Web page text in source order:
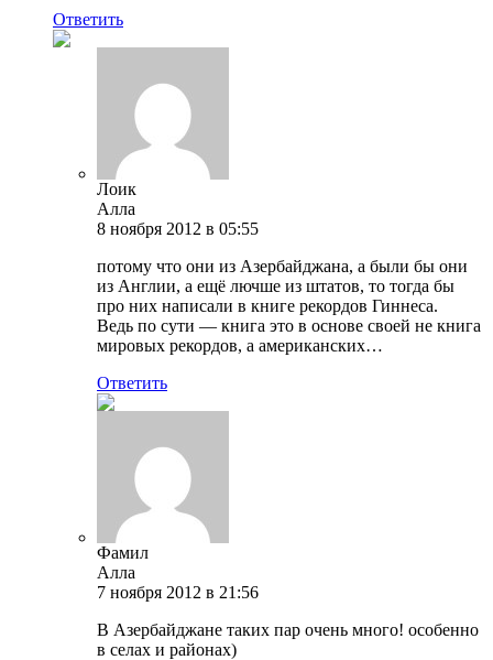
Ответить
Лоик
Алла
8 ноября 2012 в 05:55
потому что они из Азербайджана, а были бы они
из Англии, а ещё лючше из штатов, то тогда бы
про них написали в книге рекордов Гиннеса.
Ведь по сути — книга это в основе своей не книга
мировых рекордов, а американских…
Ответить
Фамил
Алла
7 ноября 2012 в 21:56
В Азербайджане таких пар очень много! особенно
в селах и районах)